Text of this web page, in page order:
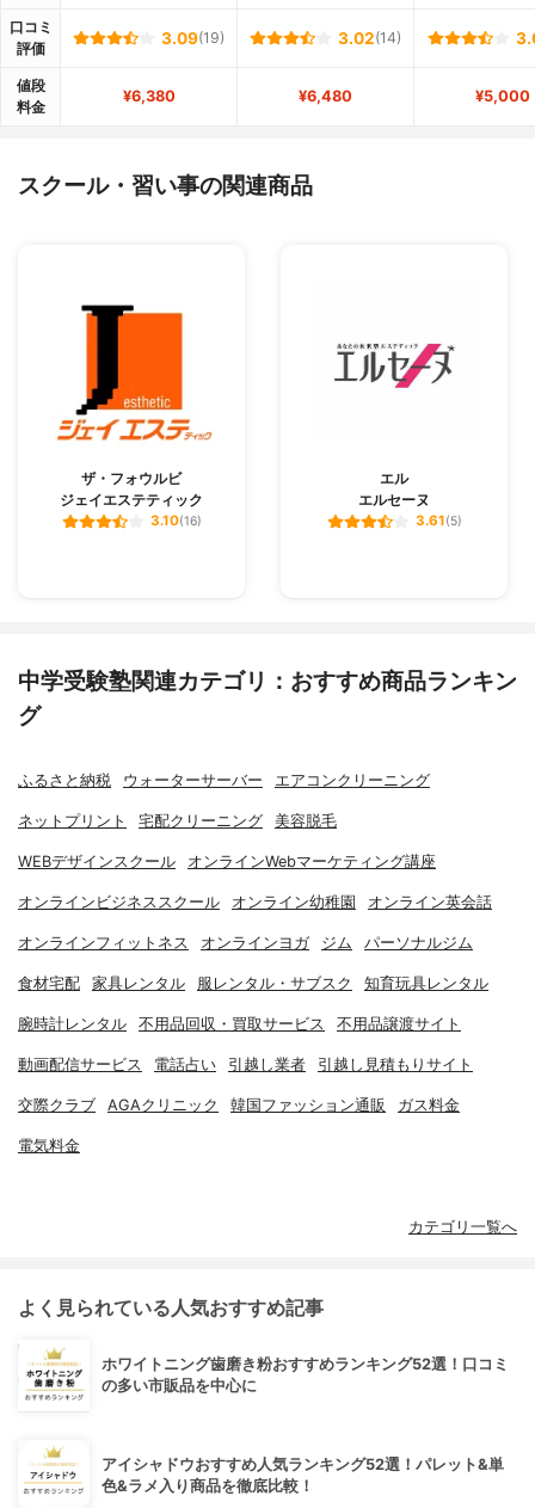
口コミ
評価
3.09(19) 3.02(14)
値段
料金
¥6,380 ¥6,480 ¥5,000
スクール・習い事の関連商品
ザ・フォウルビ
ジェイエステティック
3.10(16)
エル
エルセーヌ
3.61(5)
中学受験塾関連カテゴリ：おすすめ商品ランキン
グ
ふるさと納税 ウォーターサーバー エアコンクリーニング
ネットプリント 宅配クリーニング 美容脱毛
WEBデザインスクール オンラインWebマーケティング講座
オンラインビジネススクール オンライン幼稚園 オンライン英会話
オンラインフィットネス オンラインヨガ ジム パーソナルジム
食材宅配 家具レンタル 服レンタル・サブスク 知育玩具レンタル
腕時計レンタル 不用品回収・買取サービス 不用品譲渡サイト
動画配信サービス 電話占い 引越し業者 引越し見積もりサイト
交際クラブ AGAクリニック 韓国ファッション通販 ガス料金
電気料金
カテゴリ一覧へ
よく見られている人気おすすめ記事
ホワイトニング歯磨き粉おすすめランキング52選！口コミ
の多い市販品を中心に
アイシャドウおすすめ人気ランキング52選！パレット&単
色&ラメ入り商品を徹底比較！